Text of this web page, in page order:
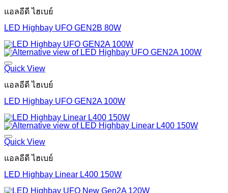
แอลอีดี ไฮเบย์
LED Highbay UFO GEN2B 80W
Quick View
แอลอีดี ไฮเบย์
LED Highbay UFO GEN2A 100W
Quick View
แอลอีดี ไฮเบย์
LED Highbay Linear L400 150W